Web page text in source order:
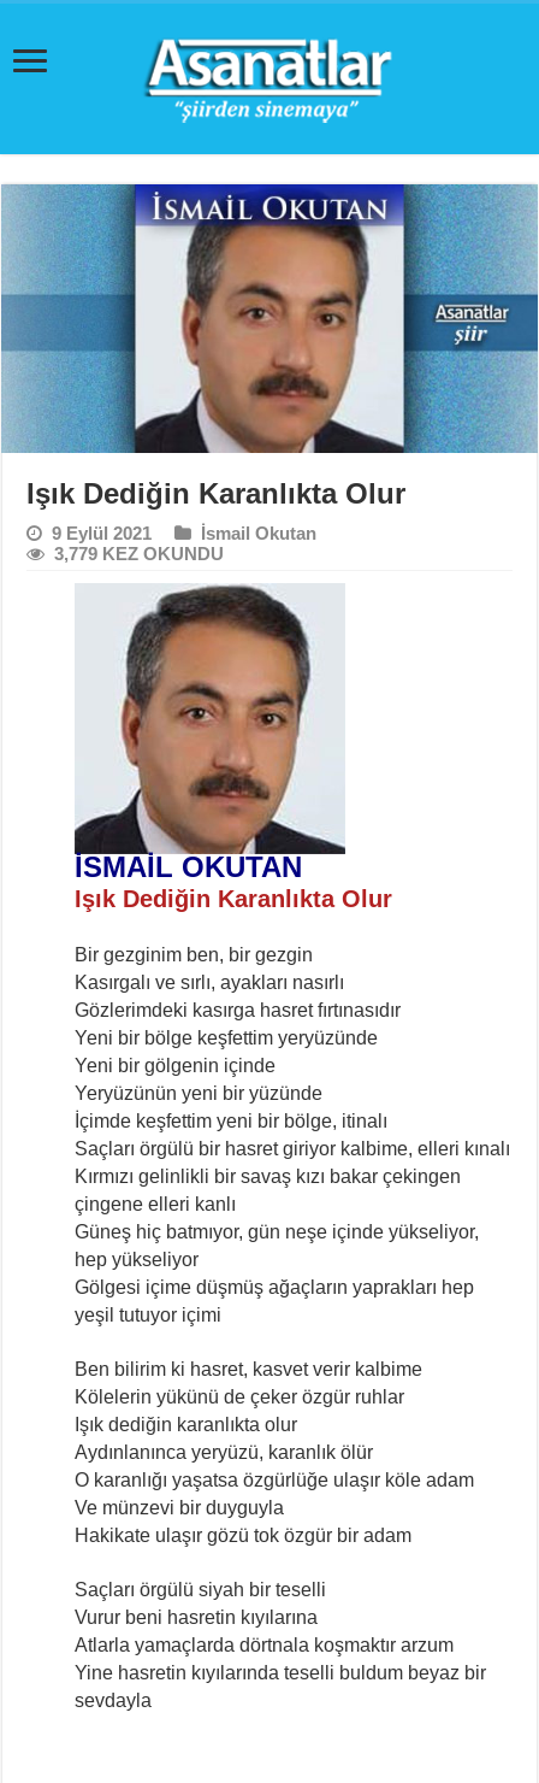
Işık Dediğin Karanlıkta Olur
9 Eylül 2021
İsmail Okutan
3,779 KEZ OKUNDU
İSMAİL OKUTAN
Işık Dediğin Karanlıkta Olur
Bir gezginim ben, bir gezgin
Kasırgalı ve sırlı, ayakları nasırlı
Gözlerimdeki kasırga hasret fırtınasıdır
Yeni bir bölge keşfettim yeryüzünde
Yeni bir gölgenin içinde
Yeryüzünün yeni bir yüzünde
İçimde keşfettim yeni bir bölge, itinalı
Saçları örgülü bir hasret giriyor kalbime, elleri kınalı
Kırmızı gelinlikli bir savaş kızı bakar çekingen
çingene elleri kanlı
Güneş hiç batmıyor, gün neşe içinde yükseliyor,
hep yükseliyor
Gölgesi içime düşmüş ağaçların yaprakları hep
yeşil tutuyor içimi
Ben bilirim ki hasret, kasvet verir kalbime
Kölelerin yükünü de çeker özgür ruhlar
Işık dediğin karanlıkta olur
Aydınlanınca yeryüzü, karanlık ölür
O karanlığı yaşatsa özgürlüğe ulaşır köle adam
Ve münzevi bir duyguyla
Hakikate ulaşır gözü tok özgür bir adam
Saçları örgülü siyah bir teselli
Vurur beni hasretin kıyılarına
Atlarla yamaçlarda dörtnala koşmaktır arzum
Yine hasretin kıyılarında teselli buldum beyaz bir
sevdayla